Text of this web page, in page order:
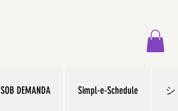
SOB DEMANDA Simpl-e-Schedule